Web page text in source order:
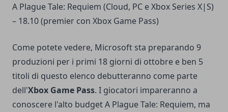
A Plague Tale: Requiem (Cloud, PC e Xbox Series X|S)
– 18.10 (premier con Xbox Game Pass)
Come potete vedere, Microsoft sta preparando 9
produzioni per i primi 18 giorni di ottobre e ben 5
titoli di questo elenco debutteranno come parte
dell'Xbox Game Pass. I giocatori impareranno a
conoscere l'alto budget A Plague Tale: Requiem, ma